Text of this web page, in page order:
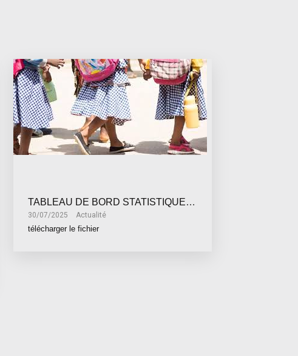
TABLEAU DE BORD STATISTIQUE 2024 DES INFRACTIONS IMPLIQUANT LES MINEUR(E)S ET LES FEMMES PENDANT LA PHASE DE L'ENQUETE POLICIERE
30/07/2025 Actualité
télécharger le fichier